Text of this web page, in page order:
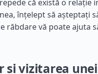
că există o relație
înțelept să așteptați
răbdare vă poate ajuta
vizitarea